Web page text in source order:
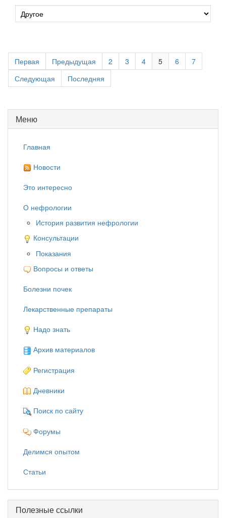
Первая Предыдущая 2 3 4 5 6
7
Следующая
Последняя
Меню
Главная
Новости
Это интересно
О нефрологии
История развития нефрологии
Консультации
Показания
Вопросы и ответы
Болезни почек
Лекарственные препараты
Надо знать
Архив материалов
Регистрация
Дневники
Поиск по сайту
Форумы
Делимся опытом
Статьи
Полезные ссылки